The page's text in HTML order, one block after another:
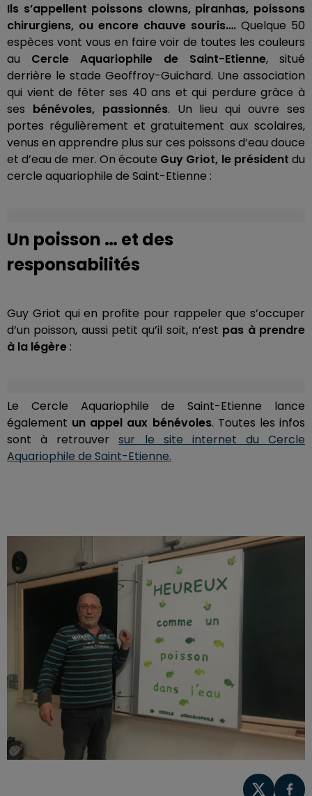
Ils s’appellent poissons clowns, piranhas, poissons
chirurgiens, ou encore chauve souris…. Quelque 50
espèces vont vous en faire voir de toutes les couleurs
au Cercle Aquariophile de Saint-Etienne, situé
derrière le stade Geoffroy-Guichard. Une association
qui vient de fêter ses 40 ans et qui perdure grâce à
ses bénévoles, passionnés. Un lieu qui ouvre ses
portes régulièrement et gratuitement aux scolaires,
venus en apprendre plus sur ces poissons d’eau douce
et d’eau de mer. On écoute Guy Griot, le président du
cercle aquariophile de Saint-Etienne :
Un poisson … et des
responsabilités
Guy Griot qui en profite pour rappeler que s’occuper
d’un poisson, aussi petit qu’il soit, n’est pas à prendre
à la légère :
Le Cercle Aquariophile de Saint-Etienne lance
également un appel aux bénévoles. Toutes les infos
sont à retrouversur le site internet du Cercle
Aquariophile de Saint-Etienne.